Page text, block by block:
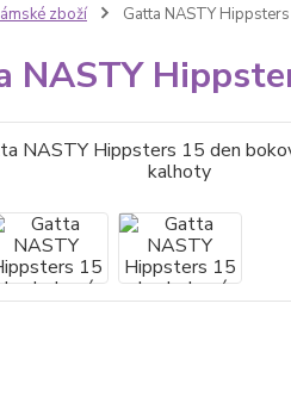
zboží Gatta NASTY
NASTY